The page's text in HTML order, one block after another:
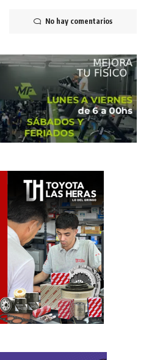
No hay comentarios